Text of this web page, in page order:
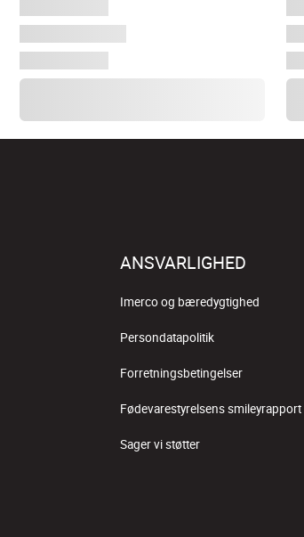
ANSVARLIGHED
Imerco og bæredygtighed
Persondatapolitik
Forretningsbetingelser
Fødevarestyrelsens smileyrapport
Sager vi støtter